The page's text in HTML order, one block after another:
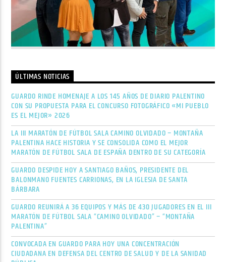
ÚLTIMAS NOTICIAS
GUARDO RINDE HOMENAJE A LOS 145 AÑOS DE DIARIO PALENTINO
CON SU PROPUESTA PARA EL CONCURSO FOTOGRÁFICO «MI PUEBLO
ES EL MEJOR» 2026
LA III MARATÓN DE FÚTBOL SALA CAMINO OLVIDADO – MONTAÑA
PALENTINA HACE HISTORIA Y SE CONSOLIDA COMO EL MEJOR
MARATÓN DE FÚTBOL SALA DE ESPAÑA DENTRO DE SU CATEGORÍA
GUARDO DESPIDE HOY A SANTIAGO BAÑOS, PRESIDENTE DEL
BALONMANO FUENTES CARRIONAS, EN LA IGLESIA DE SANTA
BÁRBARA
GUARDO REUNIRÁ A 36 EQUIPOS Y MÁS DE 430 JUGADORES EN EL III
MARATÓN DE FÚTBOL SALA “CAMINO OLVIDADO” – “MONTAÑA
PALENTINA”
CONVOCADA EN GUARDO PARA HOY UNA CONCENTRACIÓN
CIUDADANA EN DEFENSA DEL CENTRO DE SALUD Y DE LA SANIDAD